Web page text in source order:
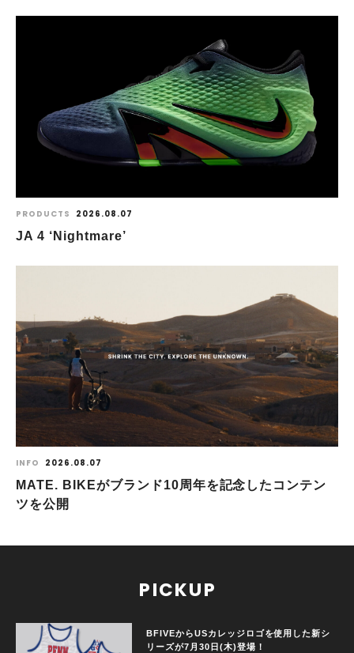
PRODUCTS 2026.08.07
JA 4 ‘Nightmare’
INFO 2026.08.07
MATE. BIKEがブランド10周年を記念したコンテン
ツを公開
PICKUP
BFIVEからUSカレッジロゴを使用した新シ
リーズが7月30日(木)登場！